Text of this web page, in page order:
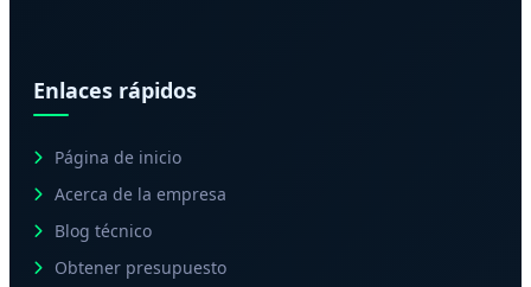
Enlaces rápidos
Página de inicio
Acerca de la empresa
Blog técnico
Obtener presupuesto